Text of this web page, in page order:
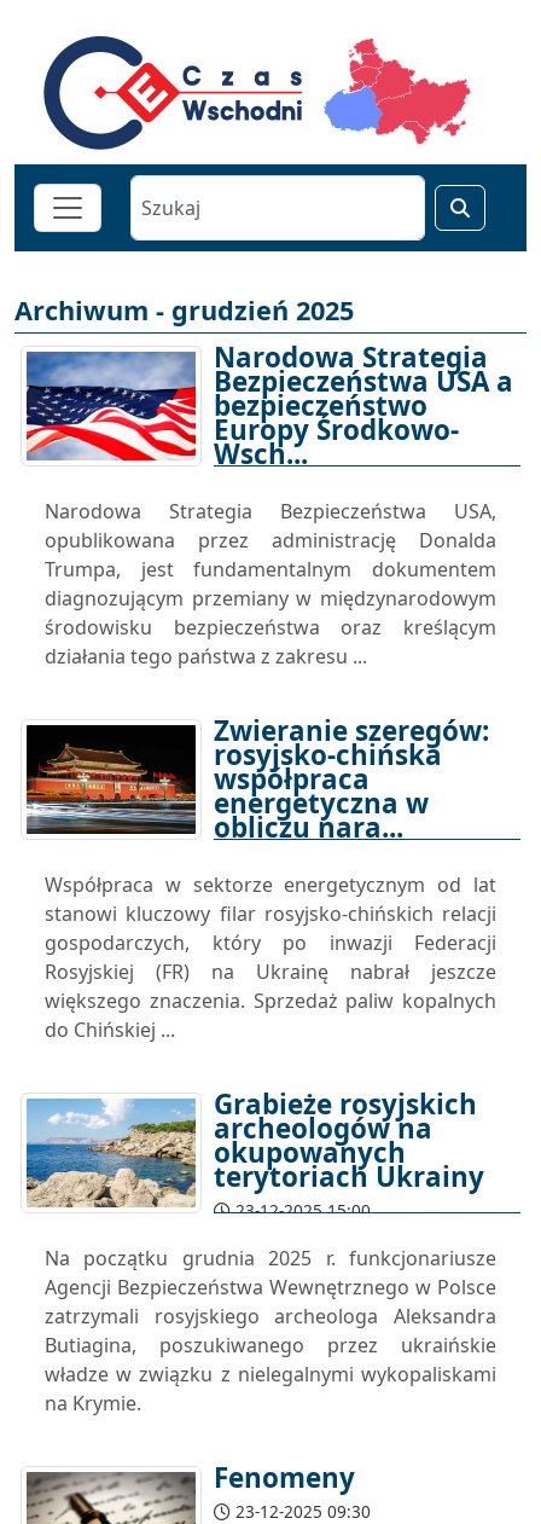
Archiwum - grudzień 2025
Narodowa Strategia
Bezpieczeństwa USA a
bezpieczeństwo
Europy Środkowo-
Wsch...
Narodowa Strategia Bezpieczeństwa USA,
opublikowana przez administrację Donalda
Trumpa, jest fundamentalnym dokumentem
diagnozującym przemiany w międzynarodowym
środowisku bezpieczeństwa oraz kreślącym
działania tego państwa z zakresu ...
Zwieranie szeregów:
rosyjsko-chińska
współpraca
energetyczna w
obliczu nara...
Współpraca w sektorze energetycznym od lat
stanowi kluczowy filar rosyjsko-chińskich relacji
gospodarczych, który po inwazji Federacji
Rosyjskiej (FR) na Ukrainę nabrał jeszcze
większego znaczenia. Sprzedaż paliw kopalnych
do Chińskiej ...
Grabieże rosyjskich
archeologów na
okupowanych
terytoriach Ukrainy
23-12-2025 15:00
Na początku grudnia 2025 r. funkcjonariusze
Agencji Bezpieczeństwa Wewnętrznego w Polsce
zatrzymali rosyjskiego archeologa Aleksandra
Butiagina, poszukiwanego przez ukraińskie
władze w związku z nielegalnymi wykopaliskami
na Krymie.
Fenomeny
23-12-2025 09:30